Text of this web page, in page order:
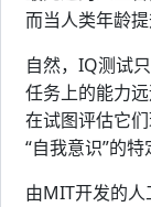
而当人类年龄
自然，IQ测试
任务上的能力
在试图评估它
“自我意识”的
由MIT开发的